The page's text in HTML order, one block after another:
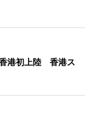
港初上陸 香港ス